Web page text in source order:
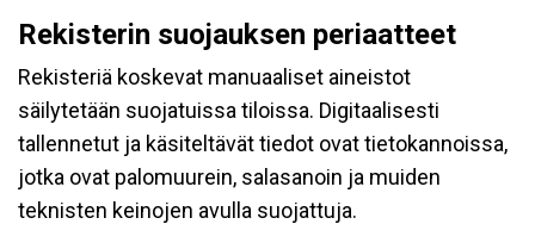
Rekisterin suojauksen periaatteet
Rekisteriä koskevat manuaaliset aineistot
säilytetään suojatuissa tiloissa. Digitaalisesti
tallennetut ja käsiteltävät tiedot ovat tietokannoissa,
jotka ovat palomuurein, salasanoin ja muiden
teknisten keinojen avulla suojattuja.